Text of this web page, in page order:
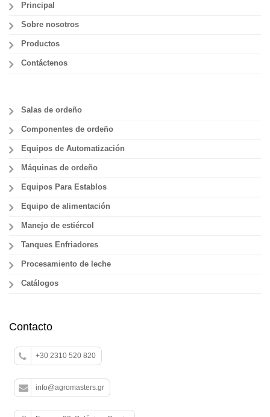
Principal
Sobre nosotros
Productos
Contáctenos
Salas de ordeño
Componentes de ordeño
Equipos de Automatización
Máquinas de ordeño
Equipos Para Establos
Equipo de alimentación
Manejo de estiércol
Tanques Enfriadores
Procesamiento de leche
Catálogos
Contacto
+30 2310 520 820
info@agromasters.gr